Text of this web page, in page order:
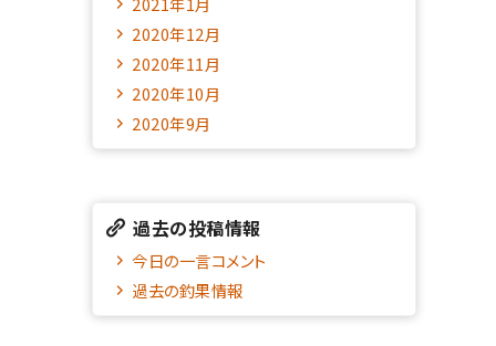
2020年12月
2020年11月
2020年10月
2020年9月
過去の投稿情報
今日の一言コメント
過去の釣果情報